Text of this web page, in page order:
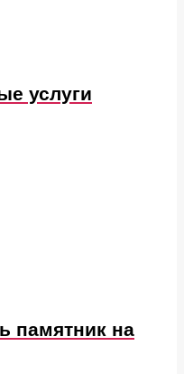
услуги
памятник на